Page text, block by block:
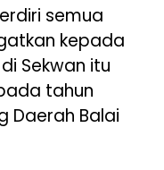
semua
kepada
Sekwan itu
tahun
Daerah Balai